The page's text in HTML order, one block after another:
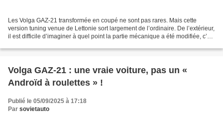
Les Volga GAZ-21 transformée en coupé ne sont pas rares. Mais cette
version tuning venue de Lettonie sort largement de l’ordinaire. De l’extérieur,
il est difficile d’imaginer à quel point la partie mécanique a été modifiée, c’est
Volga GAZ-21 : une vraie voiture, pas un «
Androïd à roulettes » !
Publié le 05/09/2025 à 17:18
Par sovietauto